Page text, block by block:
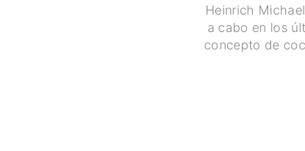
Heinrich
a cabo en los
concepto de